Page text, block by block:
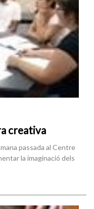
creativa
passada al Centre
la imaginació dels